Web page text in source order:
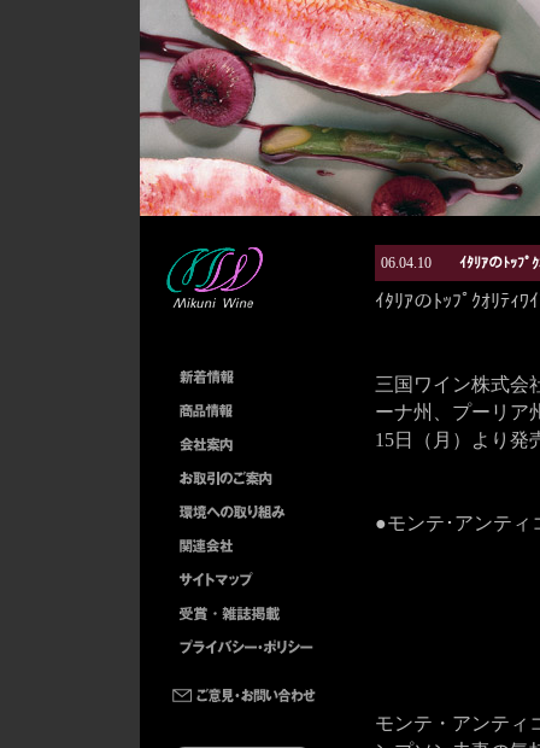
06.04.10 ｲﾀﾘｱのﾄｯﾌﾟ
ｲﾀﾘｱのﾄｯﾌﾟｸｵﾘﾃｨﾜ
三国ワイン株式
ーナ州、プーリア
15日（月）より発
●モンテ･アンテ
モンテ・アンティ